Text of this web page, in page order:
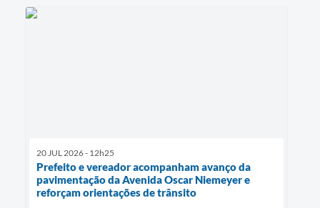
20 JUL 2026 - 12h25
Prefeito e vereador acompanham avanço da
pavimentação da Avenida Oscar Niemeyer e
reforçam orientações de trânsito